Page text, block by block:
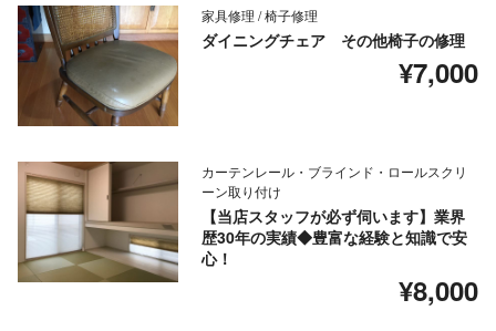
家具修理 / 椅子修理
ダイニングチェア その他椅子の修理
¥7,000
カーテンレール・ブラインド・ロールスクリ
ーン取り付け
【当店スタッフが必ず伺います】業界
歴30年の実績◆豊富な経験と知識で安
心！
¥8,000